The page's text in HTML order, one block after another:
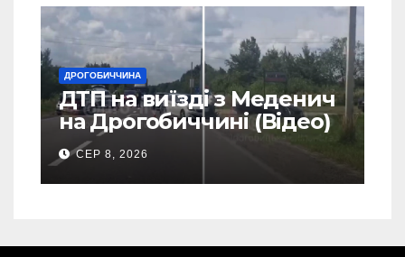
ДРОГОБИЧЧИНА
ДТП на виїзді з Меденич
на Дрогобиччині (Відео)
СЕР 8, 2026